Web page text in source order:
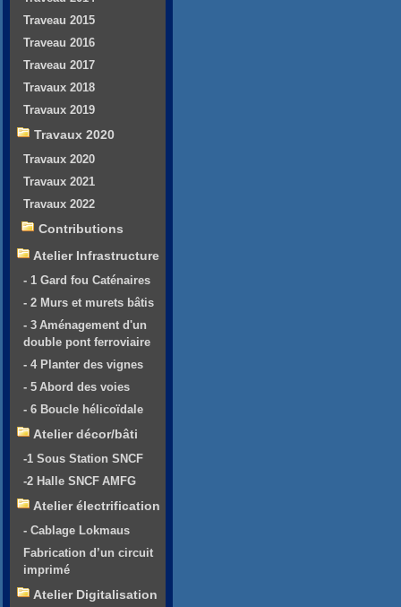
Traveau 2015
Traveau 2016
Traveau 2017
Travaux 2018
Travaux 2019
Travaux 2020
Travaux 2020
Travaux 2021
Travaux 2022
Contributions
Atelier Infrastructure
- 1 Gard fou Caténaires
- 2 Murs et murets bâtis
- 3 Aménagement d'un
double pont ferroviaire
- 4 Planter des vignes
- 5 Abord des voies
- 6 Boucle hélicoïdale
Atelier décor/bâti
-1 Sous Station SNCF
-2 Halle SNCF AMFG
Atelier électrification
- Cablage Lokmaus
Fabrication d’un circuit
imprimé
Atelier Digitalisation